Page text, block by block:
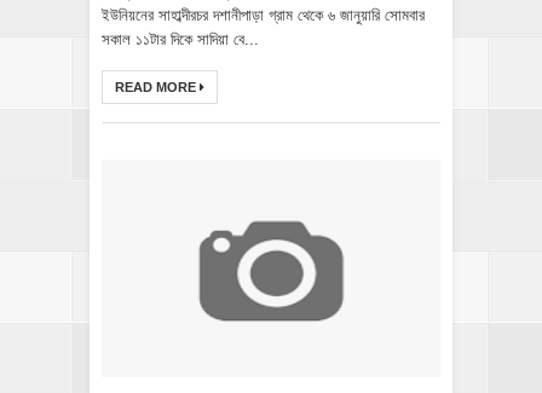
ইউনিয়নের সাহাব্দীরচর দশানীপাড়া গ্রাম থেকে ৬ জানুয়ারি সোমবার
সকাল ১১টার দিকে সাদিয়া বে...
READ MORE